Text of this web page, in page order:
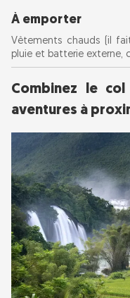
À emporter
Vêtements chauds (il
pluie et batterie externe,
Combinez le
aventures à